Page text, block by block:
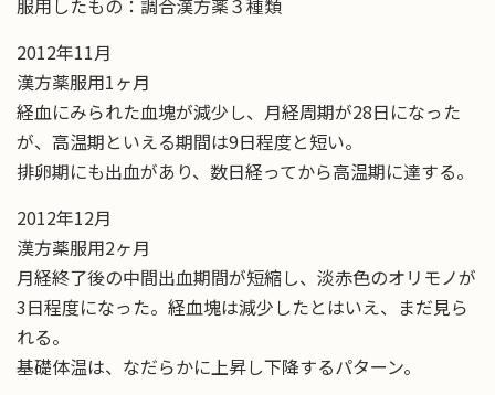
服用したもの：調合漢方薬３種類
2012年11月
漢方薬服用1ヶ月
経血にみられた血塊が減少し、月経周期が28日になった
が、高温期といえる期間は9日程度と短い。
排卵期にも出血があり、数日経ってから高温期に達する。
2012年12月
漢方薬服用2ヶ月
月経終了後の中間出血期間が短縮し、淡赤色のオリモノが
3日程度になった。経血塊は減少したとはいえ、まだ見ら
れる。
基礎体温は、なだらかに上昇し下降するパターン。